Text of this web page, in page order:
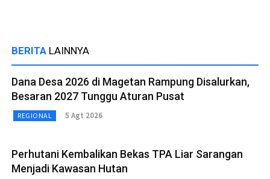
BERITA LAINNYA
Dana Desa 2026 di Magetan Rampung Disalurkan,
Besaran 2027 Tunggu Aturan Pusat
REGIONAL 5 Agt 2026
Perhutani Kembalikan Bekas TPA Liar Sarangan
Menjadi Kawasan Hutan